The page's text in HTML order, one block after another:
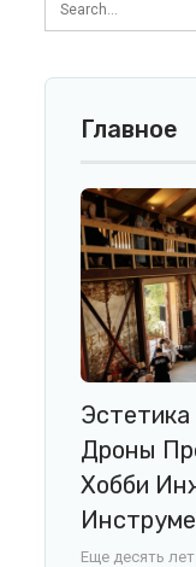
Главное
Дроны
Хобби
Еще десять